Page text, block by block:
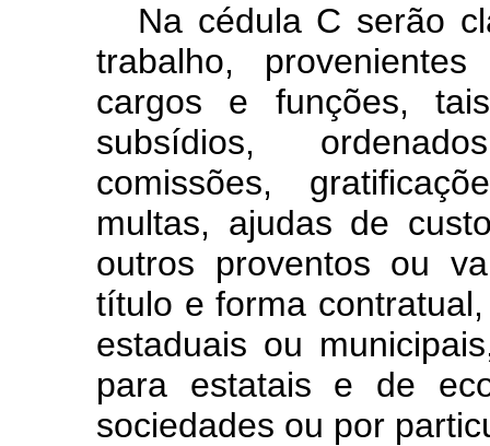
Na cédula C serão
trabalho,
cargos e funções,
subsídios,
comissões,
multas, ajudas de
outros proventos ou
título e forma
estaduais ou
para estatais e de
sociedades ou por